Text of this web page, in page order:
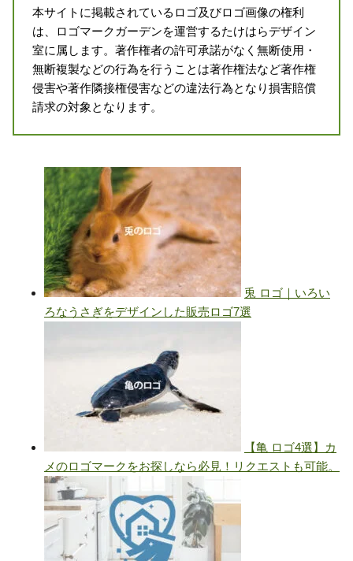
本サイトに掲載されているロゴ及びロゴ画像の権利
は、ロゴマークガーデンを運営するたけはらデザイン
室に属します。著作権者の許可承諾がなく無断使用・
無断複製などの行為を行うことは著作権法など著作権
侵害や著作隣接権侵害などの違法行為となり損害賠償
請求の対象となります。